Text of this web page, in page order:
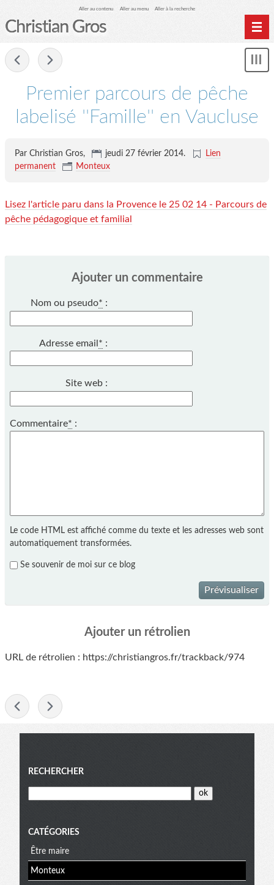
Aller au contenu Aller au menu Aller à la recherche
Christian Gros
Premier parcours de pêche
labelisé ''Famille'' en Vaucluse
Par Christian Gros, jeudi 27 février 2014.
Lien
permanent
Monteux
Lisez l'article paru dans la Provence le 25 02 14 - Parcours de
pêche pédagogique et familial
Ajouter un commentaire
Nom ou pseudo* :
Adresse email * :
Site web :
Commentaire* :
Le code HTML est affiché comme du texte et les adresses web sont
automatiquement transformées.
Se souvenir de moi sur ce blog
Prévisualiser
Ajouter un rétrolien
URL de rétrolien : https://christiangros.fr/trackback/974
Menu
RECHERCHER
CATÉGORIES
Être maire
Monteux